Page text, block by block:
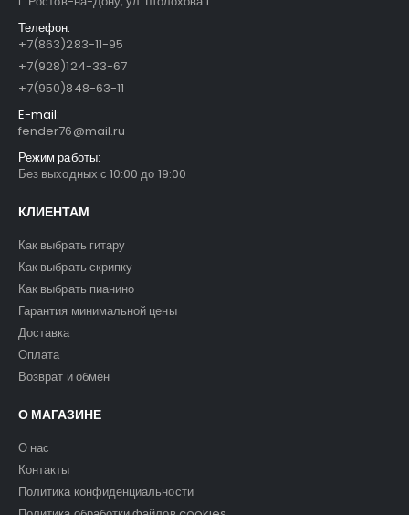
Телефон:
+7(863)283-11-95
+7(928)124-33-67
+7(950)848-63-11
E-mail:
fender76@mail.ru
Режим работы:
Без выходных с 10:00 до 19:00
КЛИЕНТАМ
Как выбрать гитару
Как выбрать скрипку
Как выбрать пианино
Гарантия минимальной цены
Доставка
Оплата
Возврат и обмен
О МАГАЗИНЕ
О нас
Контакты
Политика конфиденциальности